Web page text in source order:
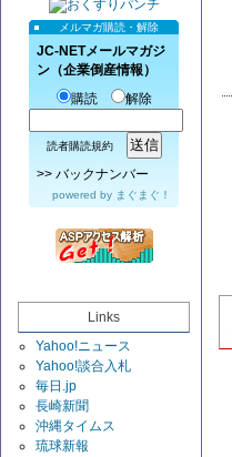
メルマガ購読・解除
JC-NETメールマガジ
ン（企業倒産情報）
購読
解除
読者購読規約
>> バックナンバー
powered by まぐまぐ！
Links
Yahoo!ニュース
Yahoo!談合入札
毎日.jp
長崎新聞
沖縄タイムス
琉球新報